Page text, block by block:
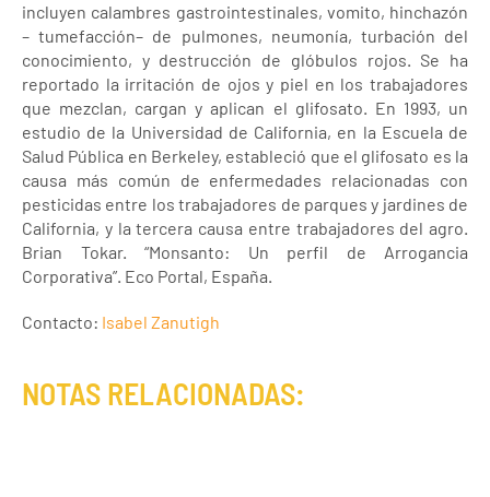
incluyen calambres gastrointestinales, vomito, hinchazón
– tumefacción– de pulmones, neumonía, turbación del
conocimiento, y destrucción de glóbulos rojos. Se ha
reportado la irritación de ojos y piel en los trabajadores
que mezclan, cargan y aplican el glifosato. En 1993, un
estudio de la Universidad de California, en la Escuela de
Salud Pública en Berkeley, estableció que el glifosato es la
causa más común de enfermedades relacionadas con
pesticidas entre los trabajadores de parques y jardines de
California, y la tercera causa entre trabajadores del agro.
Brian Tokar. “Monsanto: Un perfil de Arrogancia
Corporativa”. Eco Portal, España.
Contacto: Isabel Zanutigh
NOTAS RELACIONADAS: